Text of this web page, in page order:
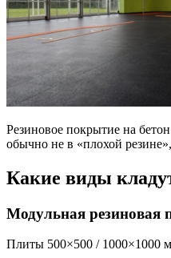
Резиновое покрытие на
обычно не в «плохой
Какие виды
Модульная резиновая
Плиты 500×500 / 1000×1000